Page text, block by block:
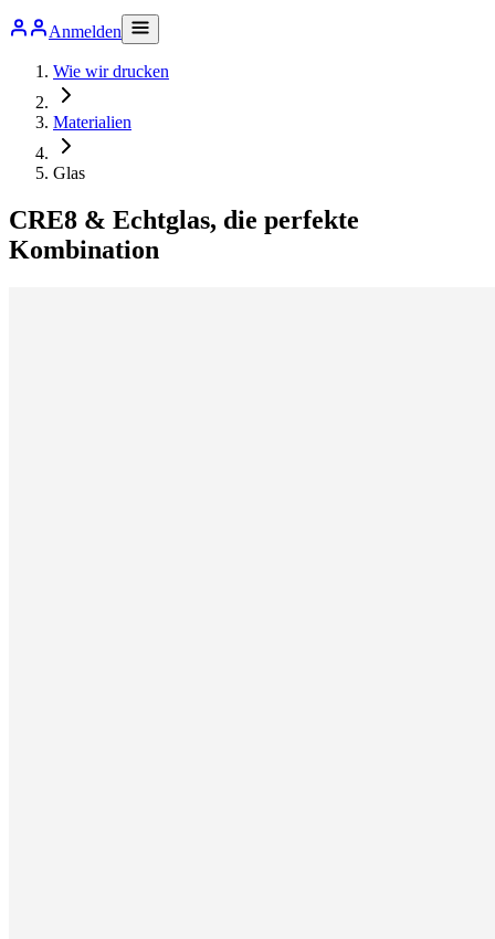
Anmelden
Wie wir drucken
Materialien
Glas
CRE8 & Echtglas, die perfekte
Kombination